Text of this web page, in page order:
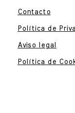
Contacto
Política de
Aviso legal
Política de